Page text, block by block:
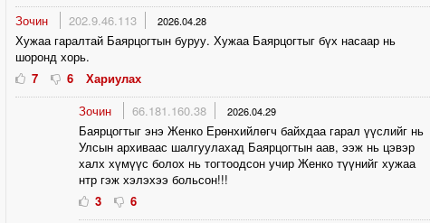
Зочин
202.9.46.113 2026.04.28
Хужаа гаралтай Баярцогтын буруу. Хужаа Баярцогтыг бүх насаар нь
шоронд хорь.
7
6
Хариулах
Зочин
66.181.160.38 2026.04.29
Баярцогтыг энэ Женко Ерөнхийлөгч байхдаа гарал үүслийг нь
Улсын архиваас шалгуулахад Баярцогтын аав, ээж нь цэвэр
халх хүмүүс болох нь тогтоодсон учир Женко түүнийг хужаа
нтр гэж хэлэхээ больсон!!!
3
6